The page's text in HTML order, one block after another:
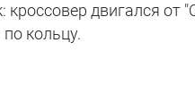
кроссовер двигался от
кольцу.